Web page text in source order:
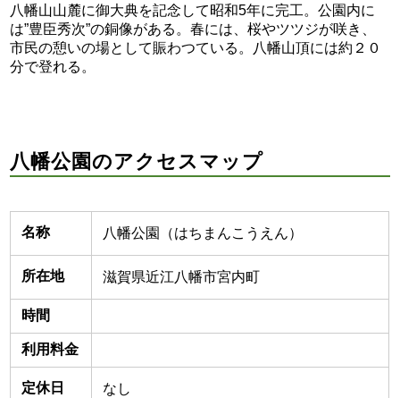
八幡山山麓に御大典を記念して昭和5年に完工。公園内に
は”豊臣秀次”の銅像がある。春には、桜やツツジが咲き、
市民の憩いの場として賑わつている。八幡山頂には約２０
分で登れる。
八幡公園のアクセスマップ
名称 八幡公園（はちまんこうえん）
所在地 滋賀県近江八幡市宮内町
時間
利用料金
定休日 なし